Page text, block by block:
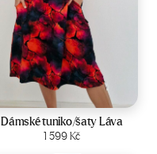
Velikost: 44-50
Dámské tuniko/šaty Láva
1 599Kč
Zobrazit produkt